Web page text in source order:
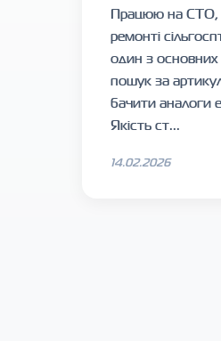
Працюю на СТО,
ремонті
один з основних
пошук за
бачити аналоги
Якість ст...
14.02.2026